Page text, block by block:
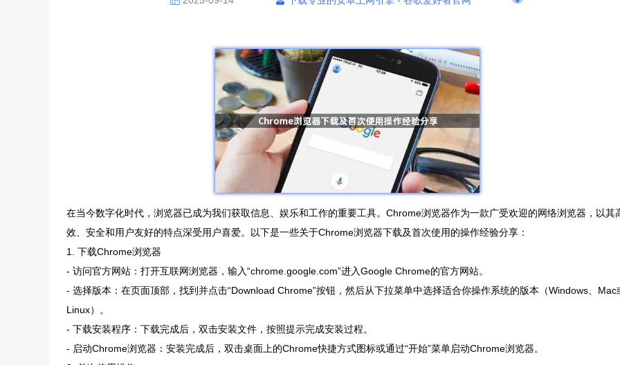
在当今数字化时代，浏览器已成为我们获取信息、娱乐和工作的重要工具。Chrome浏览器作为一款广受欢迎的网络浏览器，以其
效、安全和用户友好的特点深受用户喜爱。以下是一些关于Chrome浏览器下载及首次使用的操作经验分享：
1. 下载Chrome浏览器
- 访问官方网站：打开互联网浏览器，输入“chrome.google.com”进入Google Chrome的官方网站。
- 选择版本：在页面顶部，找到并点击“Download Chrome”按钮，然后从下拉菜单中选择适合你操作系统的版本（Windows、Mac
Linux）。
- 下载安装程序：下载完成后，双击安装文件，按照提示完成安装过程。
- 启动Chrome浏览器：安装完成后，双击桌面上的Chrome快捷方式图标或通过“开始”菜单启动Chrome浏览器。